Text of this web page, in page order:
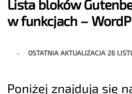
Lista bloków
w funkcjach –
OSTATNIA AKTUALIZACJA 26
Poniżej znajdują się